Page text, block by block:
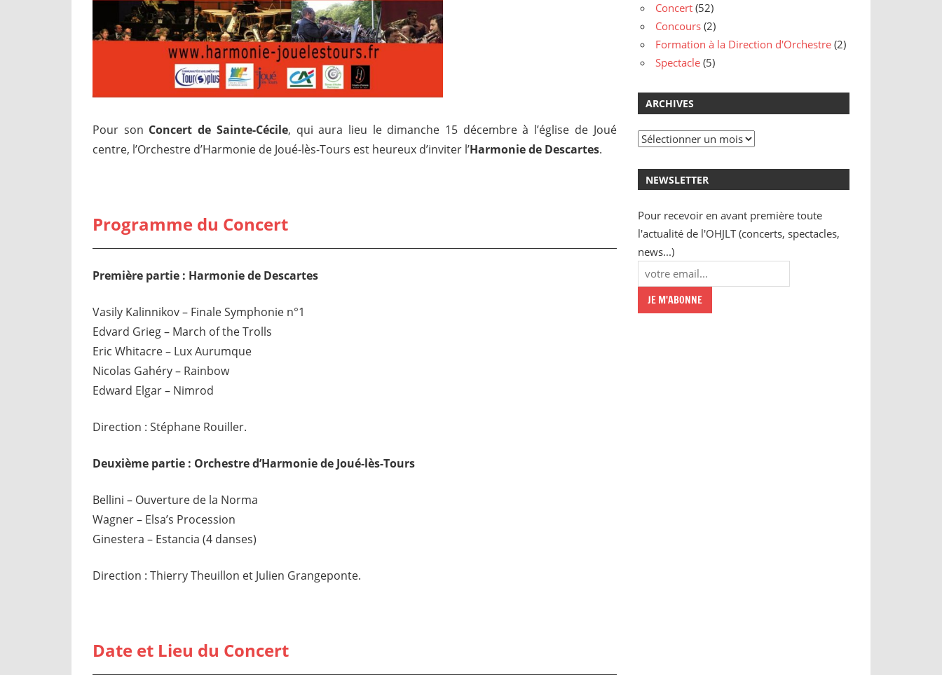
Pour son Concert de Sainte-Cécile, qui aura lieu le dimanche 15 décembre à l’église de Joué
centre, l’Orchestre d’Harmonie de Joué-lès-Tours est heureux d’inviter l’Harmonie de Descartes.
Programme du Concert
Première partie : Harmonie de Descartes
Vasily Kalinnikov – Finale Symphonie n°1
Edvard Grieg – March of the Trolls
Eric Whitacre – Lux Aurumque
Nicolas Gahéry – Rainbow
Edward Elgar – Nimrod
Direction : Stéphane Rouiller.
Deuxième partie : Orchestre d’Harmonie de Joué-lès-Tours
Bellini – Ouverture de la Norma
Wagner – Elsa’s Procession
Ginestera – Estancia (4 danses)
Direction : Thierry Theuillon et Julien Grangeponte.
Date et Lieu du Concert
Concert (52)
Concours (2)
Formation à la Direction d'Orchestre (2)
Spectacle (5)
ARCHIVES
Archives
NEWSLETTER
Pour recevoir en avant première toute
l'actualité de l'OHJLT (concerts, spectacles,
news...)